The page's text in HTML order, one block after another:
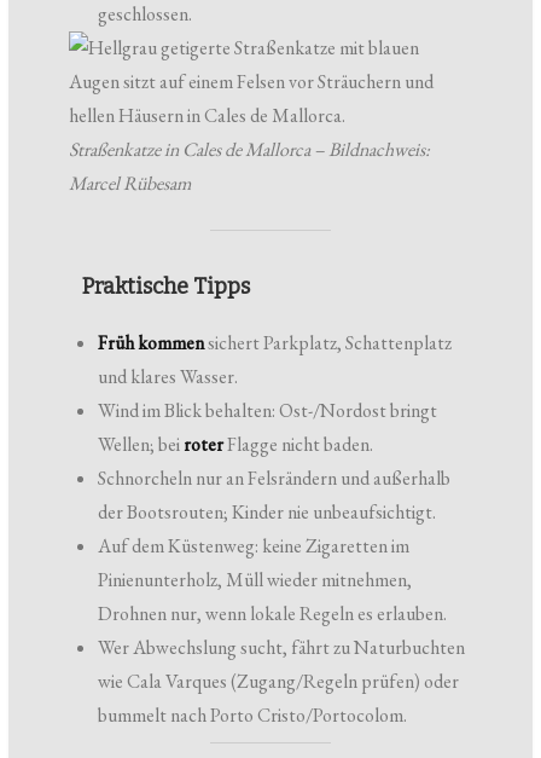
geschlossen.
Straßenkatze in Cales de Mallorca – Bildnachweis:
Marcel Rübesam
Praktische Tipps
Früh kommensichert Parkplatz, Schattenplatz
und klares Wasser.
Wind im Blick behalten: Ost-/Nordost bringt
Wellen; beiroterFlagge nicht baden.
Schnorcheln nur an Felsrändern und außerhalb
der Bootsrouten; Kinder nie unbeaufsichtigt.
Auf dem Küstenweg: keine Zigaretten im
Pinienunterholz, Müll wieder mitnehmen,
Drohnen nur, wenn lokale Regeln es erlauben.
Wer Abwechslung sucht, fährt zu Naturbuchten
wie Cala Varques (Zugang/Regeln prüfen) oder
bummelt nach Porto Cristo/Portocolom.